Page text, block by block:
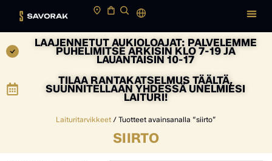
LAAJENNETUT AUKIOLOAJAT: PALVELEMME
PUHELIMITSE ARKISIN KLO 7-19 JA
LAUANTAISIN 10-17
TILAA RANTAKATSELMUS TÄÄLTÄ,
SUUNNITELLAAN YHDESSÄ UNELMIESI
LAITURI!
Laituritarvikkeet / Tuotteet avainsanalla “siirto”
SIIRTO